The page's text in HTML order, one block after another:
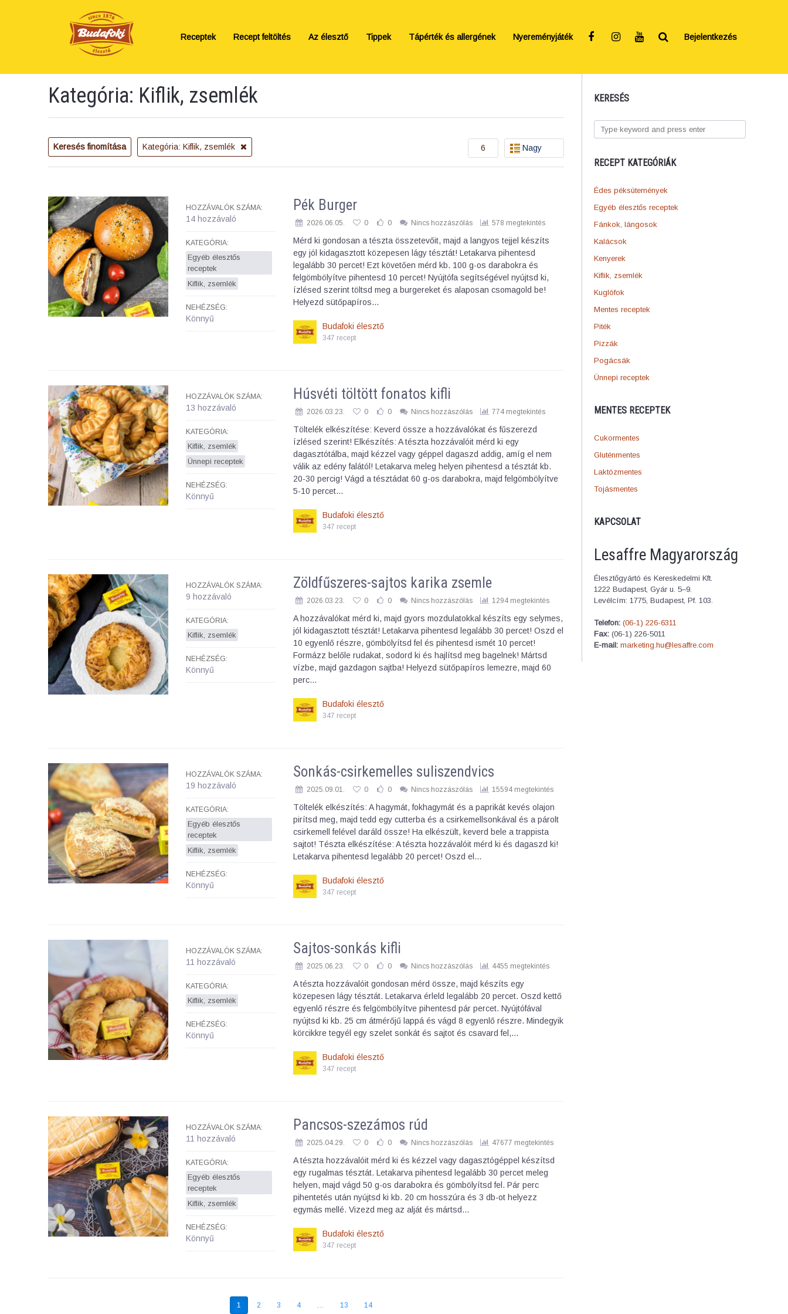
Receptek Recept feltöltés Az élesztő Tippek Tápérték és allergének Nyereményjáték Bejelentkezés
KERESÉS
RECEPT KATEGÓRIÁK
Édes péksütemények
Egyéb élesztős receptek
Fánkok, lángosok
Kalácsok
Kenyerek
Kiflik, zsemlék
Kuglófok
Mentes receptek
Piték
Pizzák
Pogácsák
Ünnepi receptek
MENTES RECEPTEK
Cukormentes
Gluténmentes
Laktózmentes
Tojásmentes
KAPCSOLAT
Lesaffre Magyarország
Élesztőgyártó és Kereskedelmi Kft.
1222 Budapest, Gyár u. 5–9.
Levélcím: 1775, Budapest, Pf. 103.
Telefon: (06-1) 226-6311
Fax: (06-1) 226-5011
E-mail: marketing.hu@lesaffre.com
Kategória: Kiflik, zsemlék
Keresés finomítása Kategória: Kiflik, zsemlék Nagy
6
HOZZÁVALÓK SZÁMA:
14 hozzávaló
KATEGÓRIA:
Egyéb élesztős
receptek
Kiflik, zsemlék
NEHÉZSÉG:
Könnyű
Pék Burger
2026.06.05. 0 0 Nincs hozzászólás 578 megtekintés
Mérd ki gondosan a tészta összetevőit, majd a langyos tejjel készíts
egy jól kidagasztott közepesen lágy tésztát! Letakarva pihentesd
legalább 30 percet! Ezt követően mérd kb. 100 g-os darabokra és
felgömbölyítve pihentesd 10 percet! Nyújtófa segítségével nyújtsd ki,
ízlésed szerint töltsd meg a burgereket és alaposan csomagold be!
Helyezd sütőpapíros…
Budafoki élesztő
347 recept
HOZZÁVALÓK SZÁMA:
13 hozzávaló
KATEGÓRIA:
Kiflik, zsemlék
Ünnepi receptek
NEHÉZSÉG:
Könnyű
Húsvéti töltött fonatos kifli
2026.03.23. 0 0 Nincs hozzászólás 774 megtekintés
Töltelék elkészítése: Keverd össze a hozzávalókat és fűszerezd
ízlésed szerint! Elkészítés: A tészta hozzávalóit mérd ki egy
dagasztótálba, majd kézzel vagy géppel dagaszd addig, amíg el nem
válik az edény falától! Letakarva meleg helyen pihentesd a tésztát kb.
20-30 percig! Vágd a tésztádat 60 g-os darabokra, majd felgömbölyítve
5-10 percet…
Budafoki élesztő
347 recept
HOZZÁVALÓK SZÁMA:
9 hozzávaló
KATEGÓRIA:
Kiflik, zsemlék
NEHÉZSÉG:
Könnyű
Zöldfűszeres-sajtos karika zsemle
2026.03.23. 0 0 Nincs hozzászólás 1294 megtekintés
A hozzávalókat mérd ki, majd gyors mozdulatokkal készíts egy selymes,
jól kidagasztott tésztát! Letakarva pihentesd legalább 30 percet! Oszd el
10 egyenlő részre, gömbölyítsd fel és pihentesd ismét 10 percet!
Formázz belőle rudakat, sodord ki és hajlítsd meg bagelnek! Mártsd
vízbe, majd gazdagon sajtba! Helyezd sütőpapíros lemezre, majd 60
perc…
Budafoki élesztő
347 recept
HOZZÁVALÓK SZÁMA:
19 hozzávaló
KATEGÓRIA:
Egyéb élesztős
receptek
Kiflik, zsemlék
NEHÉZSÉG:
Könnyű
Sonkás-csirkemelles suliszendvics
2025.09.01. 0 0 Nincs hozzászólás 15594 megtekintés
Töltelék elkészítés: A hagymát, fokhagymát és a paprikát kevés olajon
pirítsd meg, majd tedd egy cutterba és a csirkemellsonkával és a párolt
csirkemell felével daráld össze! Ha elkészült, keverd bele a trappista
sajtot! Tészta elkészítése: A tészta hozzávalóit mérd ki és dagaszd ki!
Letakarva pihentesd legalább 20 percet! Oszd el…
Budafoki élesztő
347 recept
HOZZÁVALÓK SZÁMA:
11 hozzávaló
KATEGÓRIA:
Kiflik, zsemlék
NEHÉZSÉG:
Könnyű
Sajtos-sonkás kifli
2025.06.23. 0 0 Nincs hozzászólás 4455 megtekintés
A tészta hozzávalóit gondosan mérd össze, majd készíts egy
közepesen lágy tésztát. Letakarva érleld legalább 20 percet. Oszd kettő
egyenlő részre és felgömbölyítve pihentesd pár percet. Nyújtófával
nyújtsd ki kb. 25 cm átmérőjű lappá és vágd 8 egyenlő részre. Mindegyik
körcikkre tegyél egy szelet sonkát és sajtot és csavard fel,…
Budafoki élesztő
347 recept
HOZZÁVALÓK SZÁMA:
11 hozzávaló
KATEGÓRIA:
Egyéb élesztős
receptek
Kiflik, zsemlék
NEHÉZSÉG:
Könnyű
Pancsos-szezámos rúd
2025.04.29. 0 0 Nincs hozzászólás 47677 megtekintés
A tészta hozzávalóit mérd ki és kézzel vagy dagasztógéppel készítsd
egy rugalmas tésztát. Letakarva pihentesd legalább 30 percet meleg
helyen, majd vágd 50 g-os darabokra és gömbölyítsd fel. Pár perc
pihentetés után nyújtsd ki kb. 20 cm hosszúra és 3 db-ot helyezz
egymás mellé. Vizezd meg az alját és mártsd…
Budafoki élesztő
347 recept
1 2 3 4 … 13 14